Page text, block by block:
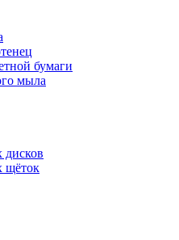
бумаги
мыла
дисков
щёток